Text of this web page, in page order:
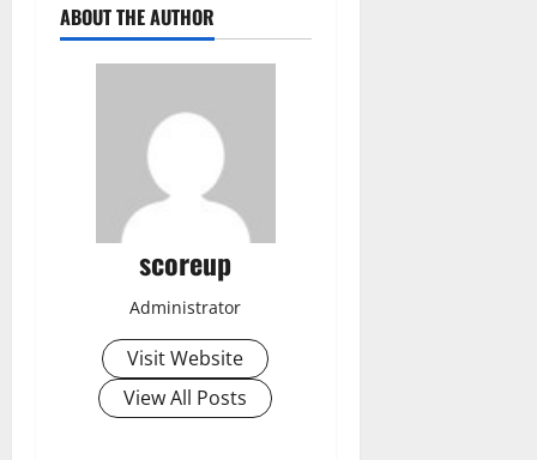
ABOUT THE AUTHOR
scoreup
Administrator
Visit Website
View All Posts